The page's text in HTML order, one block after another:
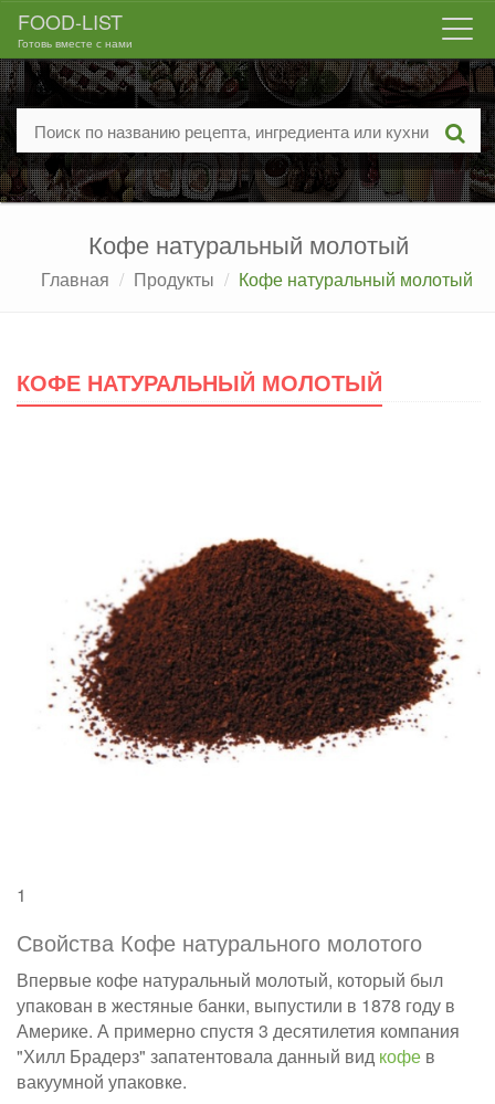
FOOD-LIST
Готовь вместе с нами
Кофе натуральный молотый
Главная Продукты Кофе натуральный молотый
КОФЕ НАТУРАЛЬНЫЙ МОЛОТЫЙ
1
Свойства Кофе натурального молотого
Впервые кофе натуральный молотый, который был
упакован в жестяные банки, выпустили в 1878 году в
Америке. А примерно спустя 3 десятилетия компания
"Хилл Брадерз" запатентовала данный вид кофе в
вакуумной упаковке.